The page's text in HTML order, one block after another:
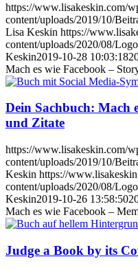
https://www.lisakeskin.com/
content/uploads/2019/10/
Lisa Keskin https://
content/uploads/2020/08/
Keskin2019-10-28 10:03:18
Mach es wie Facebook –
Dein Sachbuch: Mach
und Zitate
https://www.lisakeskin.com/
content/uploads/2019/10/
Keskin https://
content/uploads/2020/08/
Keskin2019-10-26 13:58:50
Mach es wie Facebook –
Judge a Book by its